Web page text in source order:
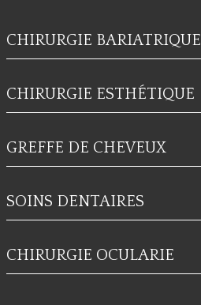
CHIRURGIE BARIATRIQUE
CHIRURGIE ESTHÉTIQUE
GREFFE DE CHEVEUX
SOINS DENTAIRES
CHIRURGIE OCULARIE